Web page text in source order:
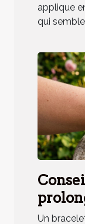
applique
qui
Un